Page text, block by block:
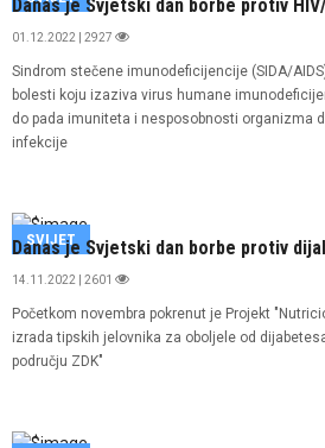
Danas je Svjetski dan borbe protiv
01.12.2022 | 2927
Sindrom stečene imunodeficijencije (SIDA/
bolesti koju izaziva virus humane
do pada imuniteta i nesposobnosti organizma
infekcije
SVIJET
Danas je Svjetski dan borbe protiv
14.11.2022 | 2601
Početkom novembra pokrenut je Projekt
izrada tipskih jelovnika za oboljele od
području ZDK"